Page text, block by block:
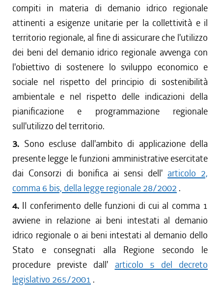
compiti in materia di demanio idrico regionale
attinenti a esigenze unitarie per la collettività e il
territorio regionale, al fine di assicurare che l'utilizzo
dei beni del demanio idrico regionale avvenga con
l'obiettivo di sostenere lo sviluppo economico e
sociale nel rispetto del principio di sostenibilità
ambientale e nel rispetto delle indicazioni della
pianificazione e programmazione regionale
sull'utilizzo del territorio.
3. Sono escluse dall'ambito di applicazione della
presente legge le funzioni amministrative esercitate
dai Consorzi di bonifica ai sensi dell' articolo 2,
comma 6 bis, della legge regionale 28/2002 .
4. Il conferimento delle funzioni di cui al comma 1
avviene in relazione ai beni intestati al demanio
idrico regionale o ai beni intestati al demanio dello
Stato e consegnati alla Regione secondo le
procedure previste dall' articolo 5 del decreto
legislativo 265/2001 .